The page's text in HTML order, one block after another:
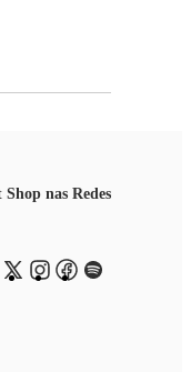
Shop nas Redes